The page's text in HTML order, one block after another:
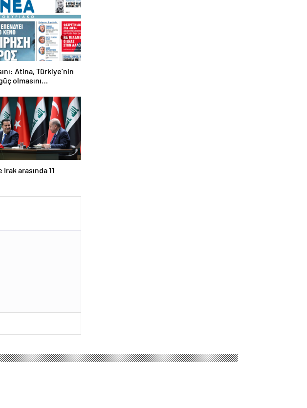
Atina, Türkiye’nin
olmasını
arasında 11
ikinci bölümü görüşülüyor
kanun teklifinin ikinci